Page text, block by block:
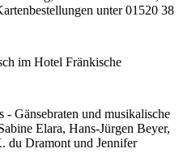
unter 01520 38
im Hotel Fränkische
- Gänsebraten und musikalische
Elara, Hans-Jürgen Beyer,
du Dramont und Jennifer